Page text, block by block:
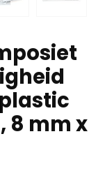
8 mm x